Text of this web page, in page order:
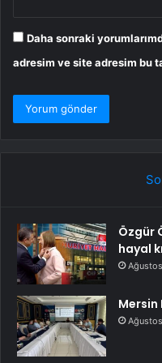
Daha sonraki
adresim ve site adresim bu
Özgür
hayal
Mersin